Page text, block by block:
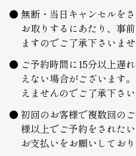
無断・当日キャンセルを
お取りするにあたり、事
ますのでご了承下さいませ
ご予約時間に15分以上遅
えない場合がございます
えませんのでご了承下さい
初回のお客様で複数回の
様以上でご予約をされた
お支払いをお願いしており